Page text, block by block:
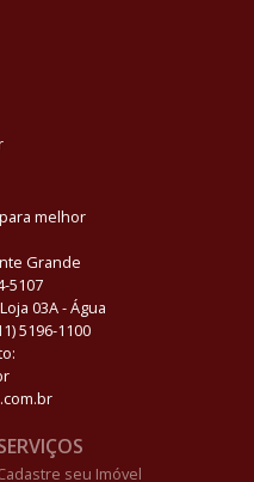
melhor
Grande
5107
03A - Água
5196-1100
seu Imóvel